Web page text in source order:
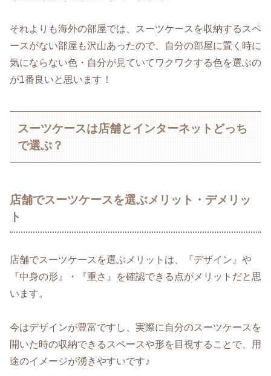
それよりも海外の部屋では、スーツケースを収納するスペ
ースがない部屋も沢山あったので、自分の部屋に置く時に
気にならない色・自分が見ていてワクワクする色を選ぶの
が1番良いと思います！
スーツケースは店舗とインターネットどっち
で選ぶ？
店舗でスーツケースを選ぶメリット・デメリッ
ト
店舗でスーツケースを選ぶメリットは、『デザイン』や
『中身の形』・『重さ』を確認できる点がメリットだと思
います。
今はデザインが豊富ですし、実際に自分のスーツケースを
開いた時の収納できるスペースや形を目視することで、用
途のイメージが湧きやすいです♪